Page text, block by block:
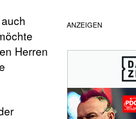
Herren
ANZEIGEN